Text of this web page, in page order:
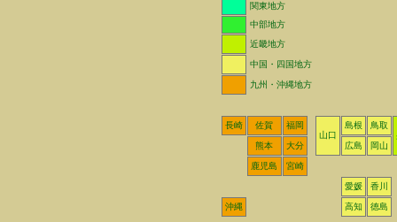
関東地方
中部地方
近畿地方
中国・四国地方
九州・沖縄地方
長崎 佐賀
福岡
山口
島根
鳥取
熊本
大分 広島 岡山
鹿児島 宮崎
愛媛 香川
沖縄 高知 徳島